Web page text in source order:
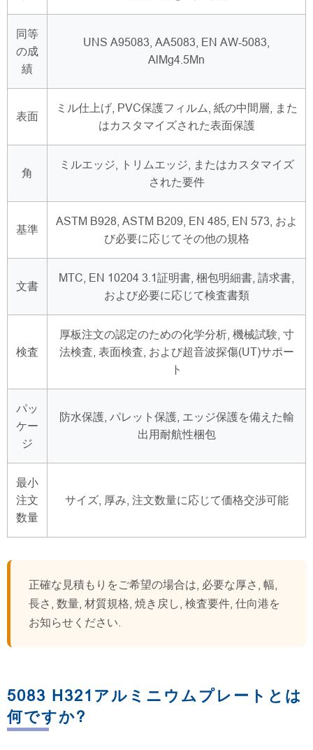
同等
の成
績
UNS A95083, AA5083, EN AW-5083,
AlMg4.5Mn
表面
ミル仕上げ, PVC保護フィルム, 紙の中間層, また
はカスタマイズされた表面保護
角
ミルエッジ, トリムエッジ, またはカスタマイズ
された要件
基準
ASTM B928, ASTM B209, EN 485, EN 573, およ
び必要に応じてその他の規格
文書
MTC, EN 10204 3.1証明書, 梱包明細書, 請求書,
および必要に応じて検査書類
検査
厚板注文の認定のための化学分析, 機械試験, 寸
法検査, 表面検査, および超音波探傷(UT)サポー
ト
パッ
ケー
ジ
防水保護, パレット保護, エッジ保護を備えた輸
出用耐航性梱包
最小
注文
数量
サイズ, 厚み, 注文数量に応じて価格交渉可能
正確な見積もりをご希望の場合は, 必要な厚さ, 幅,
長さ, 数量, 材質規格, 焼き戻し, 検査要件, 仕向港を
お知らせください.
5083 H321アルミニウムプレートとは
何ですか?